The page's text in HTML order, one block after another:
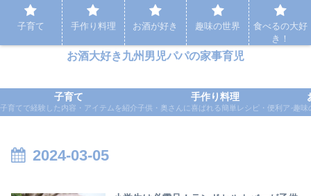
パパの家事育児など実体験をもとに応援するブログ
お酒大好き九州男児パパの家事育児
子育て
子育てで経験した内容・アイテムを紹介
手作り料理
子供・奥さんに喜ばれる簡単レシピ・便利アイテ
趣味
2024-03-05
子育て 手作り料理 お酒が好き 趣味の世界
食べるの大好
き！